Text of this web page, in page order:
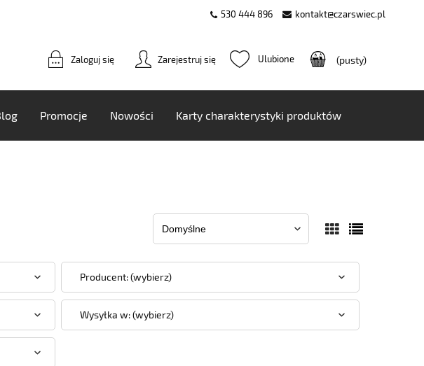
530 444 896 kontakt@czarswiec.pl
Zarejestruj się
Zaloguj się (pusty)
Promocje Nowości Karty charakterystyki produktów
Producent: (wybierz)
Wysyłka w: (wybierz)